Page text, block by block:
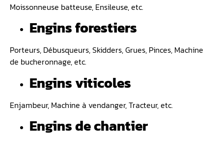
Moissonneuse batteuse, Ensileuse, etc.
Engins forestiers
Porteurs, Débusqueurs, Skidders, Grues, Pinces, Machine
de bucheronnage, etc.
Engins viticoles
Enjambeur, Machine à vendanger, Tracteur, etc.
Engins de chantier